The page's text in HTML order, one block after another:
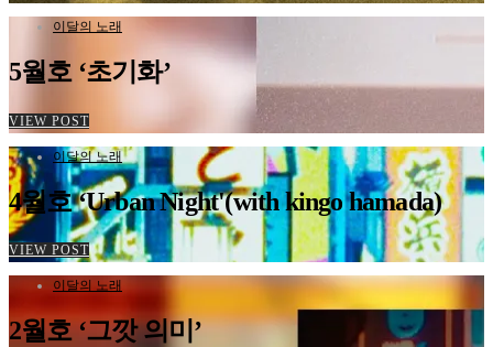
이달의 노래
5월호 ‘초기화’
VIEW POST
이달의 노래
4월호 ‘Urban Night'(with kingo hamada)
VIEW POST
이달의 노래
2월호 ‘그깟 의미’